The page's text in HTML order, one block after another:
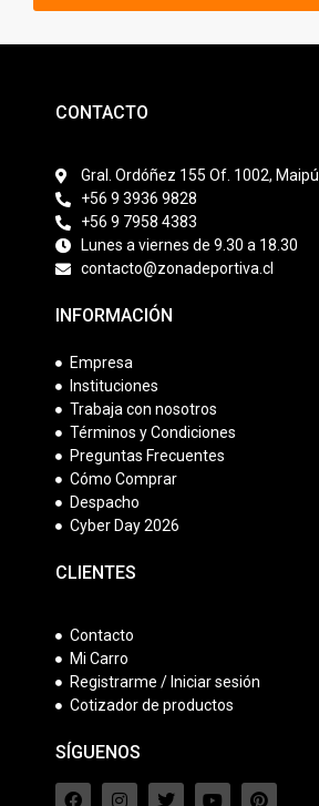
CONTACTO
Gral. Ordóñez 155 Of. 1002, Maipú.
+56 9 3936 9828
+56 9 7958 4383
Lunes a viernes de 9.30 a 18.30
contacto@zonadeportiva.cl
INFORMACIÓN
Empresa
Instituciones
Trabaja con nosotros
Términos y Condiciones
Preguntas Frecuentes
Cómo Comprar
Despacho
Cyber Day 2026
CLIENTES
Contacto
Mi Carro
Registrarme / Iniciar sesión
Cotizador de productos
SÍGUENOS